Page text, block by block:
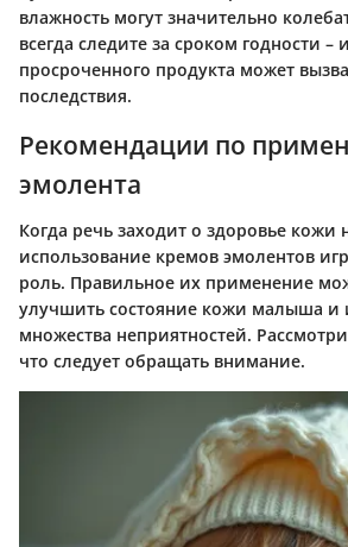
влажность могут значительно
всегда следите за сроком годности –
просроченного продукта может
последствия.
Рекомендации по
эмолента
Когда речь заходит о здоровье
использование кремов эмолентов
роль. Правильное их применение
улучшить состояние кожи малыша и
множества неприятностей.
что следует обращать внимание.